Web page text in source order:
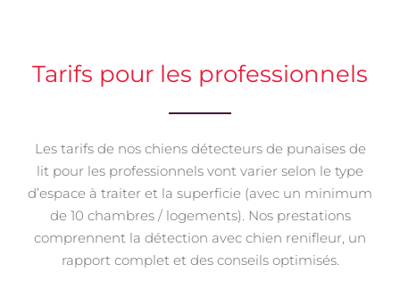
Tarifs pour les professionnels
Les tarifs de nos chiens détecteurs de punaises de
lit pour les professionnels vont varier selon le type
d’espace à traiter et la superficie (avec un minimum
de 10 chambres / logements). Nos prestations
comprennent la détection avec chien renifleur, un
rapport complet et des conseils optimisés.